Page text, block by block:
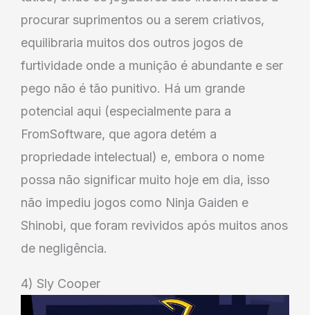
procurar suprimentos ou a serem criativos,
equilibraria muitos dos outros jogos de
furtividade onde a munição é abundante e ser
pego não é tão punitivo. Há um grande
potencial aqui (especialmente para a
FromSoftware, que agora detém a
propriedade intelectual) e, embora o nome
possa não significar muito hoje em dia, isso
não impediu jogos como Ninja Gaiden e
Shinobi, que foram revividos após muitos anos
de negligência.
4) Sly Cooper